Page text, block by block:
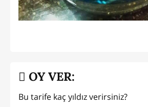
OY VER:
Bu tarife kaç yıldız verirsiniz?